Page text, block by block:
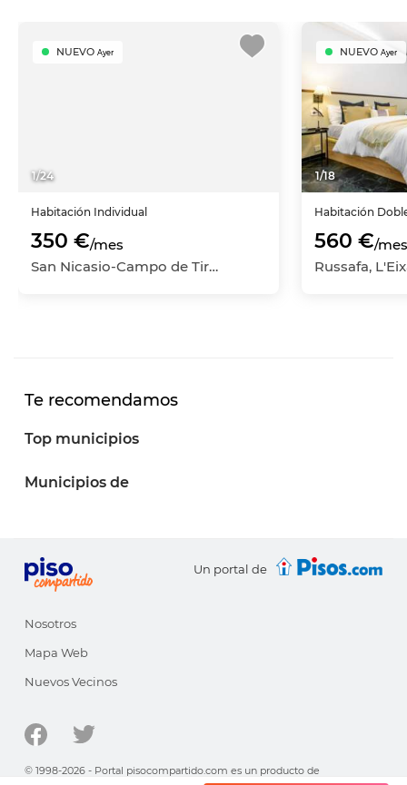
1/24
NUEVO Ayer
Habitación Individual
350 €/mes
San Nicasio-Campo de Tiro-Solagua, Leganés, Madrid
1/18
NUEVO Ayer
Habitación
560 €/mes
Te recomendamos
Top municipios
Municipios de
Un portal de
Nosotros
Mapa Web
Nuevos Vecinos
© 1998-2026 - Portal pisocompartido.com es un producto de